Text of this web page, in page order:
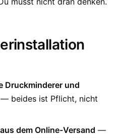
Druckminderer und
— beides ist Pflicht, nicht
dem Online-Versand —